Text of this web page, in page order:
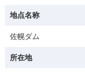
地点名称
佐幌ダム
所在地